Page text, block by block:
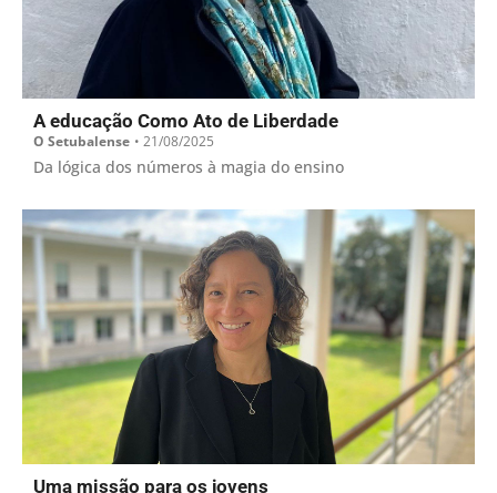
A educação Como Ato de Liberdade
O Setubalense • 21/08/2025
Da lógica dos números à magia do ensino
Uma missão para os jovens